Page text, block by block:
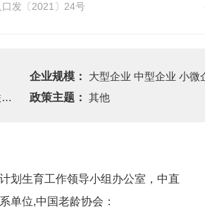
口发〔2021〕24号
企业规模：
大型企业 中型企业 小微
政策主题： 其他
划生育工作领导小组办公室，中直
单位,中国老龄协会：